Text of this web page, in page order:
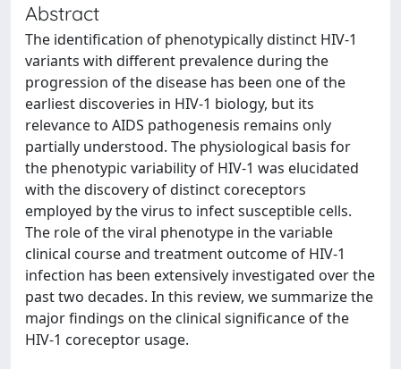
Abstract
The identification of phenotypically distinct HIV-1
variants with different prevalence during the
progression of the disease has been one of the
earliest discoveries in HIV-1 biology, but its
relevance to AIDS pathogenesis remains only
partially understood. The physiological basis for
the phenotypic variability of HIV-1 was elucidated
with the discovery of distinct coreceptors
employed by the virus to infect susceptible cells.
The role of the viral phenotype in the variable
clinical course and treatment outcome of HIV-1
infection has been extensively investigated over the
past two decades. In this review, we summarize the
major findings on the clinical significance of the
HIV-1 coreceptor usage.